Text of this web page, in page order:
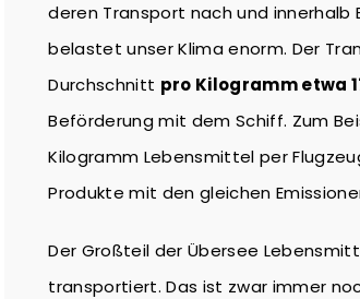
deren Transport nach und
belastet unser Klima enorm. Der
Durchschnitt pro Kilogramm etwa
Beförderung mit dem Schiff. Zum
Kilogramm Lebensmittel per
Produkte mit den gleichen
Der Großteil der Übersee
transportiert. Das ist zwar immer